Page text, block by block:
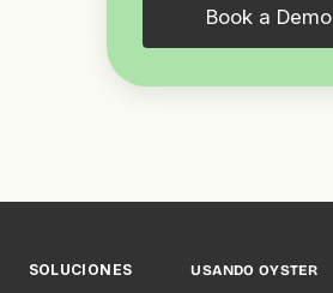
Book a Demo
SOLUCIONES USANDO OYSTER